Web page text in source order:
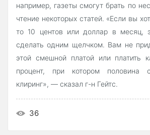
например, газеты смогут брать по
чтение некоторых статей. «Если вы
то 10 центов или доллар в месяц,
сделать одним щелчком. Вам не
этой смешной платой или платить
процент, при котором
клиринг», — сказал г-н Гейтс.
36